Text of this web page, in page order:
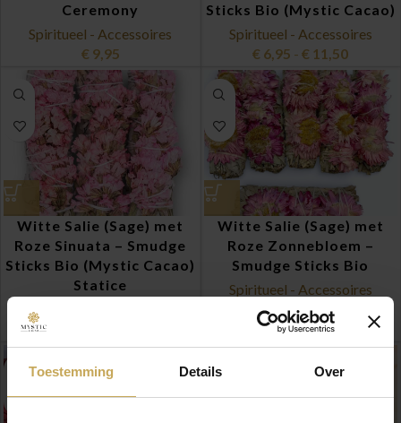
Toestemming Details Over
Ceremony
Spiritueel - Accessoires
€ 9,95
Sticks Bio (Mystic Cacao)
Spiritueel - Accessoires
€ 6,95 - € 11,50
Witte Salie (Sage) met
Roze Sinuata – Smudge
Sticks Bio (Mystic Cacao)
Statice
Spiritueel - Accessoires
Witte Salie (Sage) met
Roze Zonnebloem –
Smudge Sticks Bio
Spiritueel - Accessoires
€6,95 - €11,50